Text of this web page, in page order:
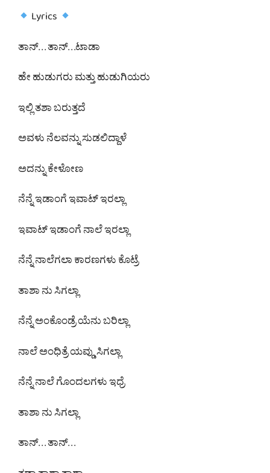
Lyrics
ತಾನ್. . . ತಾನ್. . .ಟಾಡಾ
ಹೇ ಹುಡುಗರು ಮತ್ತು ಹುಡುಗಿಯರು
ಇಲ್ಲಿ ತಶಾ ಬರುತ್ತದೆ
ಅವಳು ನೆಲವನ್ನು ಸುಡಲಿದ್ದಾಳೆ
ಅದನ್ನು ಕೇಳೋಣ
ನೆನ್ನೆ ಇಡಾಂಗೆ ಇವಾಟ್ ಇರಲ್ಲಾ
ಇವಾಟ್ ಇಡಾಂಗೆ ನಾಲೆ ಇರಲ್ಲಾ
ನೆನ್ನೆ ನಾಲೆಗಲಾ ಕಾರಣಗಳು ಕೊಟ್ರೆ
ತಾಶಾ ನು ಸಿಗಲ್ಲಾ
ನೆನ್ನೆ ಅಂಕೊಂಡ್ರೆ ಯೆನು ಬರಿಲ್ಲಾ
ನಾಲೆ ಅಂಧಿತ್ರೆ ಯವ್ಡು ಸಿಗಲ್ಲಾ
ನೆನ್ನೆ ನಾಲೆ ಗೊಂದಲಗಳು ಇಧ್ರೆ
ತಾಶಾ ನು ಸಿಗಲ್ಲಾ
ತಾನ್. . . ತಾನ್. . .